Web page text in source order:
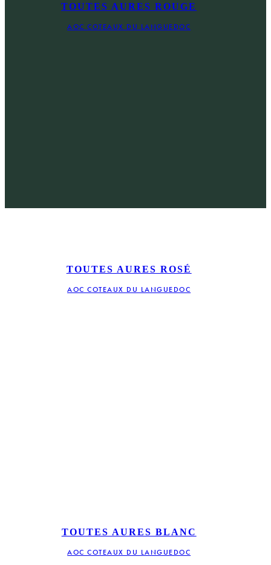
TOUTES AURES ROUGE
AOC COTEAUX DU LANGUEDOC
TOUTES AURES ROSÉ
AOC COTEAUX DU LANGUEDOC
TOUTES AURES BLANC
AOC COTEAUX DU LANGUEDOC